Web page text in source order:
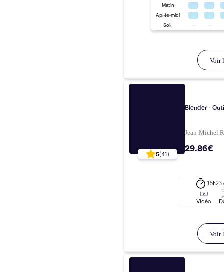
Matin
Après-midi
Soir
Voir
5(41)
Blender -
Jean-Michel
29.86€
15h23
Vidéo
Voir